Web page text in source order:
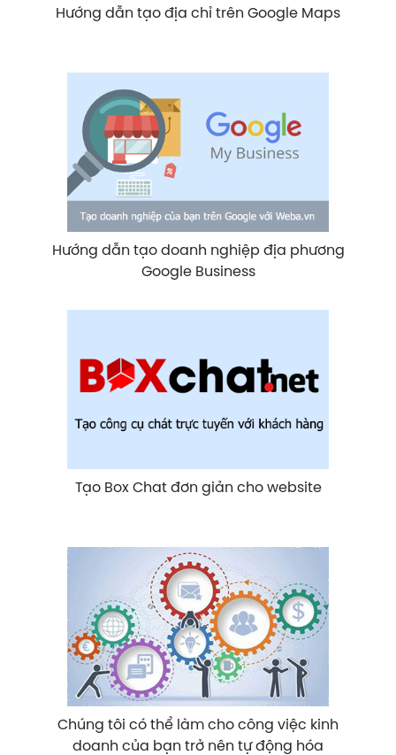
Hướng dẫn tạo địa chỉ trên Google Maps
Hướng dẫn tạo doanh nghiệp địa phương
Google Business
Tạo Box Chat đơn giản cho website
Chúng tôi có thể làm cho công việc kinh
doanh của bạn trở nên tự động hóa